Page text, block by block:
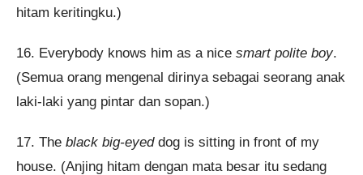
hitam keritingku.)
16. Everybody knows him as a nice smart polite boy.
(Semua orang mengenal dirinya sebagai seorang anak
laki-laki yang pintar dan sopan.)
17. The black big-eyed dog is sitting in front of my
house. (Anjing hitam dengan mata besar itu sedang